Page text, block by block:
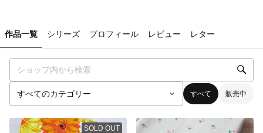
作品一覧 シリーズ プロフィール レビュー レター
すべて 販売中
SOLD OUT